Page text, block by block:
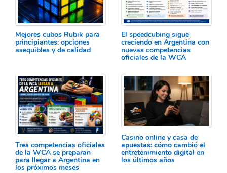
Mejores cubos Rubik para
principiantes: opciones
asequibles y de calidad
El speedcubing sigue
creciendo en Argentina con
nuevas competencias
oficiales de la WCA
Tres competencias oficiales
de la WCA se preparan
para llegar a Argentina en
los próximos meses
Casino online y casa de
apuestas: cómo cambió el
entretenimiento digital en
los últimos años